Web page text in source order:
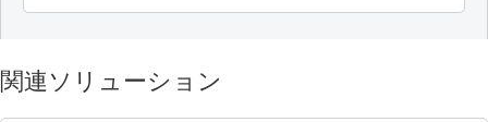
関連ソリューション